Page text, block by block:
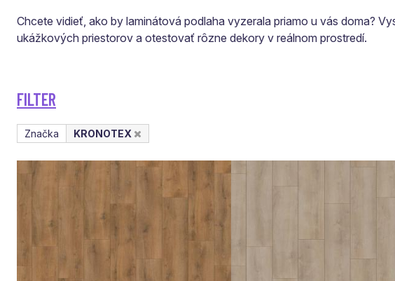
Chcete vidieť, ako by laminátová podlaha vyzerala priamo u vás doma?
ukážkových priestorov a otestovať rôzne dekory v reálnom prostredí.
FILTER
Značka KRONOTEX